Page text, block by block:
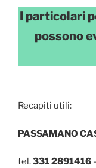
I particolari
possono
Recapiti utili:
PASSAMANO
tel.331 2891416